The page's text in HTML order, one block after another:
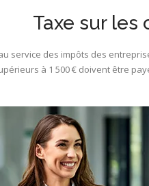
Taxe sur les
service des impôts des
à 1 500 € doivent être